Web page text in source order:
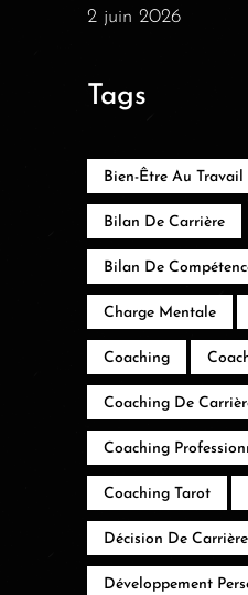
2 juin 2026
Tags
Bien-Être Au Travail
Bilan De Carrière
Bilan De
Charge Mentale
Coaching
Coaching De
Coaching
Coaching Tarot
Décision De Carrière
Développement